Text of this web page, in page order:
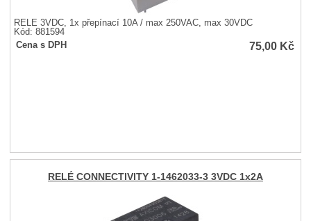
RELÉ 3VDC, 1x přepínací 10A / max 250VAC, max 30VDC
Kód: 881594
Cena s DPH
75,00 Kč
RELÉ CONNECTIVITY 1-1462033-3 3VDC 1x2A